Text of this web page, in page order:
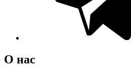
О нас